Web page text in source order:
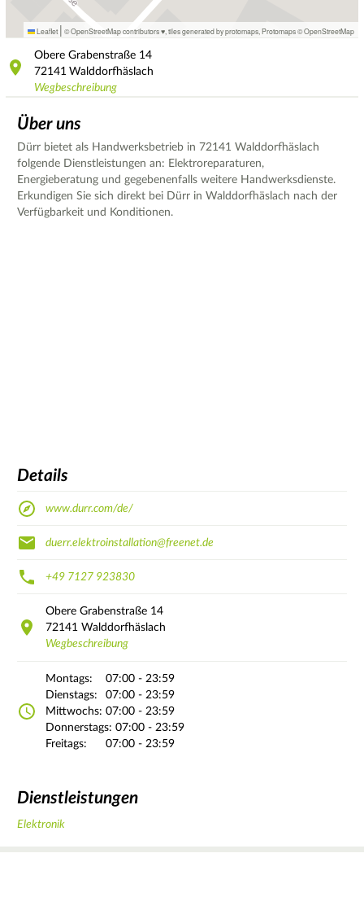
Leaflet | © OpenStreetMap contributors ♥, tiles generated by protomaps Protomaps©OpenStreetMap
Obere Grabenstraße 14
72141 Walddorfhäslach
Wegbeschreibung
Über uns
Dürr bietet als Handwerksbetrieb in 72141 Walddorfhäslach
folgende Dienstleistungen an: Elektroreparaturen,
Energieberatung und gegebenenfalls weitere Handwerksdienste.
Erkundigen Sie sich direkt bei Dürr in Walddorfhäslach nach der
Verfügbarkeit und Konditionen.
Details
www.durr.com/de/
duerr.elektroinstallation@freenet.de
+49 7127 923830
Obere Grabenstraße 14
72141 Walddorfhäslach
Wegbeschreibung
Montags:
07:00 - 23:59
Dienstags:
07:00 - 23:59
Mittwochs: 07:00 - 23:59
Donnerstags: 07:00 - 23:59
Freitags:
07:00 - 23:59
Dienstleistungen
Elektronik